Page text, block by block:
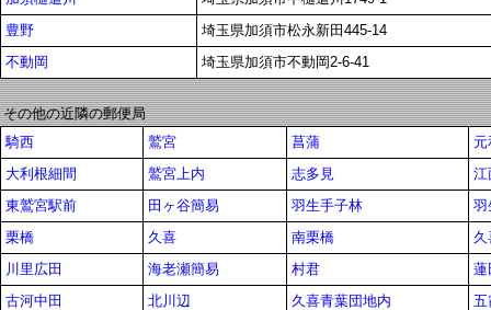
豊野
埼玉県加須市松永新田445-14
不動岡
埼玉県加須市不動岡2-6-41
その他の近隣の郵便局
騎西
鷲宮 菖蒲
元
大利根細間
鷲宮上内 志多見
江
東鷲宮駅前
田ヶ谷簡易 羽生手子林
羽
栗橋
久喜 南栗橋
川里広田
海老瀬簡易 村君
蓮
古河中田
北川辺 久喜青葉団地内
五